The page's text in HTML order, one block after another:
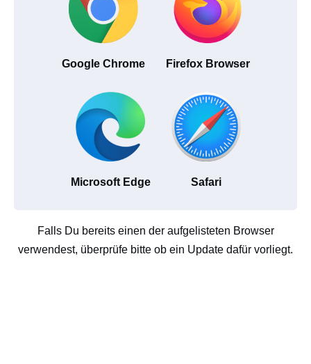
Google Chrome Firefox Browser
Microsoft Edge Safari
Falls Du bereits einen der aufgelisteten Browser
verwendest, überprüfe bitte ob ein Update dafür vorliegt.